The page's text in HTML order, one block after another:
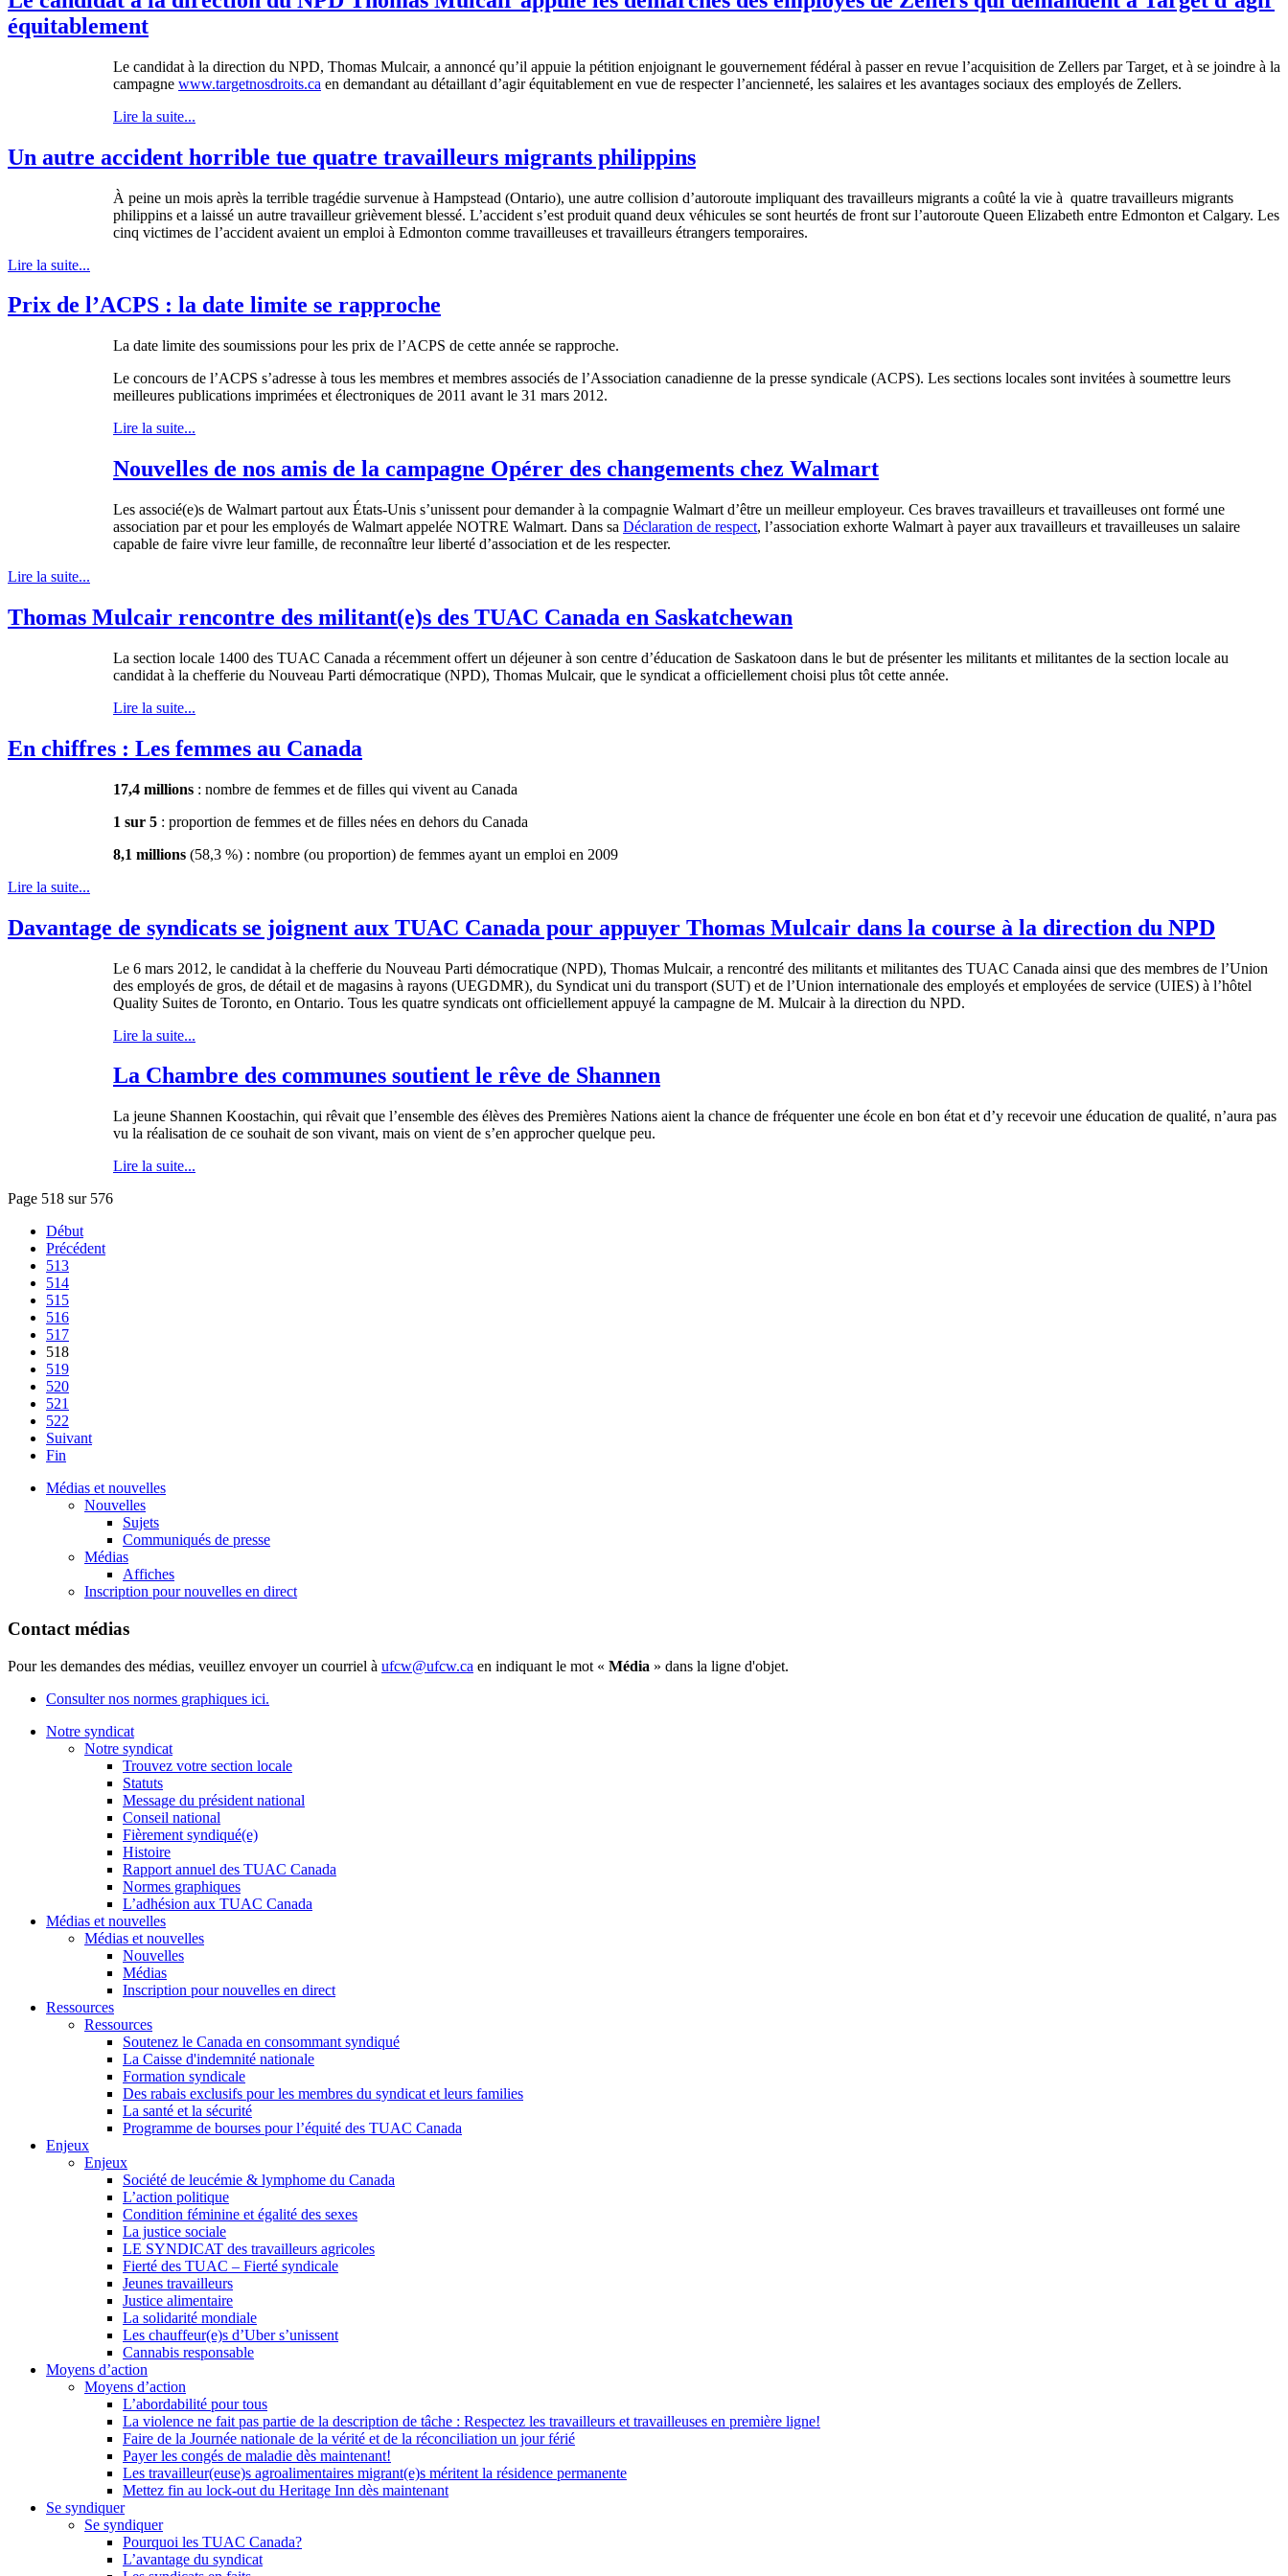
équitablement
Le candidat à la direction du NPD, Thomas Mulcair, a annoncé qu’il appuie la pétition enjoignant le gouvernement fédéral à passer en revue l’acquisition de Zellers par Target, et à se joindre à la
campagne www.targetnosdroits.ca en demandant au détaillant d’agir équitablement en vue de respecterl’ancienneté, les salaires et les avantages sociaux des employés de Zellers.
Lire la suite...
Un autre accident horrible tue quatre travailleurs migrants philippins
À peine un mois après la terrible tragédie survenue à Hampstead (Ontario), une autre collision d’autoroute impliquant des travailleurs migrants a coûté la vie à quatre travailleurs migrants
philippins et a laissé un autre travailleur grièvement blessé. L’accident s’est produit quand deux véhicules se sont heurtés de front sur l’autoroute Queen Elizabeth entre Edmonton et Calgary. Les
cinq victimes de l’accident avaient un emploi à Edmonton comme travailleuses et travailleurs étrangers temporaires.
Lire la suite...
Prix de l’ACPS : la date limite se rapproche
La date limite des soumissions pour les prix de l’ACPS de cette année se rapproche.
Le concours de l’ACPS s’adresse à tous les membres et membres associés de l’Association canadienne de la presse syndicale (ACPS). Les sections locales sont invitées à soumettre leurs
meilleures publications imprimées et électroniques de 2011 avant le 31 mars 2012.
Lire la suite...
Nouvelles de nos amis de la campagne Opérer des changements chez Walmart
Les associé(e)s de Walmart partout aux États-Unis s’unissent pour demanderà la compagnie Walmart d’être un meilleur employeur. Ces braves travailleurs et travailleuses ont formé une
association par et pour les employés de Walmart appelée NOTRE Walmart. Dans sa Déclaration de respect, l’association exhorte Walmart à payer aux travailleurs et travailleuses un salaire
capable de faire vivre leur famille, de reconnaître leur liberté d’association et de les respecter.
Lire la suite...
Thomas Mulcair rencontre des militant(e)s des TUAC Canada en Saskatchewan
La section locale 1400 des TUAC Canada a récemment offert un déjeuner à son centre d’éducation de Saskatoon dans le but de présenter les militants et militantes de la section locale au
candidat à la chefferie du Nouveau Parti démocratique (NPD), Thomas Mulcair, que le syndicat a officiellement choisi plus tôt cette année.
Lire la suite...
En chiffres : Les femmes au Canada
17,4 millions : nombre de femmes et de filles qui vivent au Canada
1 sur 5 : proportion de femmes et de filles nées en dehors du Canada
8,1 millions (58,3 %) : nombre (ou proportion) de femmes ayant un emploi en 2009
Lire la suite...
Davantage de syndicats se joignent aux TUAC Canada pour appuyer Thomas Mulcair dans la course à la direction du NPD
Le 6 mars 2012, le candidat à la chefferie du Nouveau Parti démocratique (NPD), Thomas Mulcair, a rencontré des militants et militantes des TUAC Canada ainsi que des membres de l’Union
des employés de gros, de détail et de magasins à rayons (UEGDMR), du Syndicat uni du transport (SUT) et de l’Union internationale des employés et employées de service (UIES) à l’hôtel
Quality Suites de Toronto, en Ontario. Tous les quatre syndicats ont officiellement appuyé la campagne de M. Mulcair à la direction du NPD.
Lire la suite...
La Chambre des communes soutient le rêve de Shannen
La jeune Shannen Koostachin, qui rêvait que l’ensemble des élèves des Premières Nations aient la chance de fréquenter une école en bon état et d’y recevoir une éducation de qualité, n’aura pas
vu la réalisation de ce souhait de son vivant, mais on vient de s’en approcher quelque peu.
Lire la suite...
Page 518 sur 576
Début
Précédent
513
514
515
516
517
518
519
520
521
522
Suivant
Fin
Médias et nouvelles
Nouvelles
Sujets
Communiqués de presse
Médias
Affiches
Inscription pour nouvelles en direct
Contact médias
Pour les demandes des médias, veuillez envoyer un courriel à ufcw@ufcw.ca en indiquant le mot « Média » dans la ligne d'objet.
Consulter nos normes graphiques ici.
Notre syndicat
Notre syndicat
Trouvez votre section locale
Statuts
Message du président national
Conseil national
Fièrement syndiqué(e)
Histoire
Rapport annuel des TUAC Canada
Normes graphiques
L’adhésion aux TUAC Canada
Médias et nouvelles
Médias et nouvelles
Nouvelles
Médias
Inscription pour nouvelles en direct
Ressources
Ressources
Soutenez le Canada en consommant syndiqué
La Caisse d'indemnité nationale
Formation syndicale
Des rabais exclusifs pour les membres du syndicat et leurs families
La santé et la sécurité
Programme de bourses pour l’équité des TUAC Canada
Enjeux
Enjeux
Société de leucémie & lymphome du Canada
L’action politique
Condition féminine et égalité des sexes
La justice sociale
LE SYNDICAT des travailleurs agricoles
Fierté des TUAC – Fierté syndicale
Jeunes travailleurs
Justice alimentaire
La solidarité mondiale
Les chauffeur(e)s d’Uber s’unissent
Cannabis responsable
Moyens d’action
Moyens d’action
L’abordabilité pour tous
La violence ne fait pas partie de la description de tâche : Respectez les travailleurs et travailleuses en première ligne!
Faire de la Journée nationale de la vérité et de la réconciliation un jour férié
Payer les congés de maladie dès maintenant!
Les travailleur(euse)s agroalimentaires migrant(e)s méritent la résidence permanente
Mettez fin au lock-out du Heritage Inn dès maintenant
Se syndiquer
Se syndiquer
Pourquoi les TUAC Canada?
L’avantage du syndicat